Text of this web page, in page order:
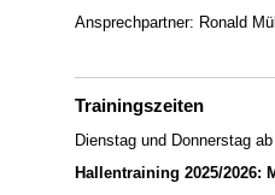
Ansprechpartner: Ronald
Trainingszeiten
Dienstag und Donnerstag
Hallentraining 2025/2026: